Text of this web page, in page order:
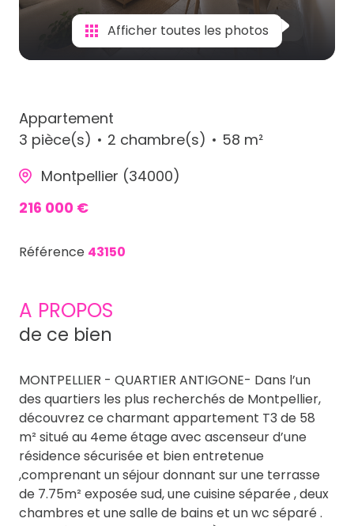
Afficher toutes les photos
Appartement
3 pièce(s)
2 chambre(s)
58 m²
Montpellier (34000)
216 000 €
Référence 43150
A PROPOS
de ce bien
MONTPELLIER - QUARTIER ANTIGONE- Dans l’un
des quartiers les plus recherchés de Montpellier,
découvrez ce charmant appartement T3 de 58
m² situé au 4eme étage avec ascenseur d’une
résidence sécurisée et bien entretenue
,comprenant un séjour donnant sur une terrasse
de 7.75m² exposée sud, une cuisine séparée , deux
chambres et une salle de bains et un wc séparé .